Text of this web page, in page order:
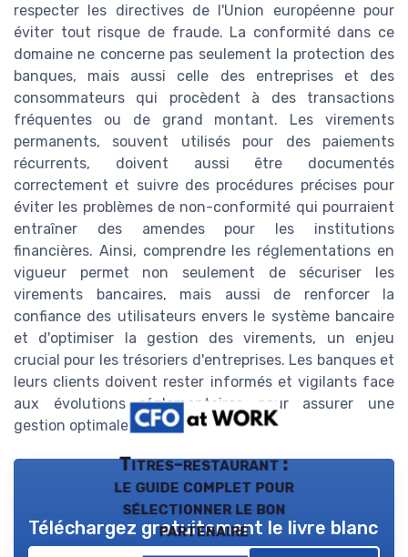
respecter les directives de l'Union européenne pour
éviter tout risque de fraude. La conformité dans ce
domaine ne concerne pas seulement la protection des
banques, mais aussi celle des entreprises et des
consommateurs qui procèdent à des transactions
fréquentes ou de grand montant. Les virements
permanents, souvent utilisés pour des paiements
récurrents, doivent aussi être documentés
correctement et suivre des procédures précises pour
éviter les problèmes de non-conformité qui pourraient
entraîner des amendes pour les institutions
financières. Ainsi, comprendre les réglementations en
vigueur permet non seulement de sécuriser les
virements bancaires, mais aussi de renforcer la
confiance des utilisateurs envers le système bancaire
et d'optimiser la gestion des virements, un enjeu
crucial pour les trésoriers d'entreprises. Les banques et
leurs clients doivent rester informés et vigilants face
aux évolutions réglementaires pour assurer une
gestion optimale des flux financiers.
Titres-restaurant :
le guide complet pour
sélectionner le bon
partenaire
Téléchargez gratuitement le livre blanc